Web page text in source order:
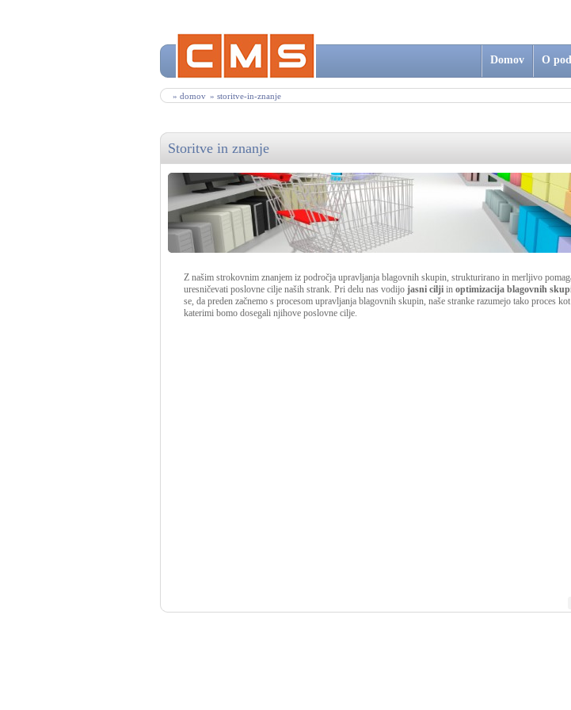
O
Domov
» domov » storitve-in-znanje
Storitve in znanje
Z našim strokovnim znanjem iz področja upravljanja blagovnih skupin, strukturirano in merljivo
uresničevati poslovne cilje naših strank. Pri delu nas vodijo jasni cilji in optimizacija blagovnih
se, da preden začnemo s procesom upravljanja blagovnih skupin, naše stranke razumejo tako proces
katerimi bomo dosegali njihove poslovne cilje.